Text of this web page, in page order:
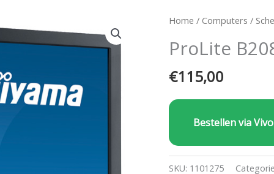
Home / Computers /
ProLite
€115,00
Bestellen via
SKU: 1101275